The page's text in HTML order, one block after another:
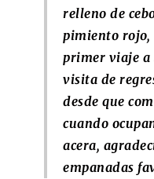
relleno de
pimiento rojo,
primer viaje a
visita de
desde que
cuando
acera,
empanadas